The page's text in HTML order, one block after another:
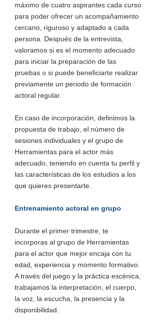
máximo de cuatro aspirantes cada curso
para poder ofrecer un acompañamiento
cercano, riguroso y adaptado a cada
persona. Después de la entrevista,
valoramos si es el momento adecuado
para iniciar la preparación de las
pruebas o si puede beneficiarte realizar
previamente un periodo de formación
actoral regular.
En caso de incorporación, definimos la
propuesta de trabajo, el número de
sesiones individuales y el grupo de
Herramientas para el actor más
adecuado, teniendo en cuenta tu perfil y
las características de los estudios a los
que quieres presentarte.
Entrenamiento actoral en grupo
Durante el primer trimestre, te
incorporas al grupo de Herramientas
para el actor que mejor encaja con tu
edad, experiencia y momento formativo.
A través del juego y la práctica escénica,
trabajamos la interpretación, el cuerpo,
la voz, la escucha, la presencia y la
disponibilidad.